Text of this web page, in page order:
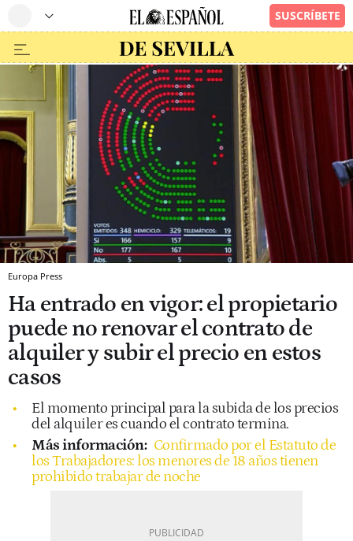
Europa Press
Ha entrado en vigor: el propietario
puede no renovar el contrato de
alquiler y subir el precio en estos
casos
El momento principal para la subida de los precios
del alquiler es cuando el contrato termina.
Más información: Confirmado por el Estatuto de
los Trabajadores: los menores de 18 años tienen
prohibido trabajar de noche